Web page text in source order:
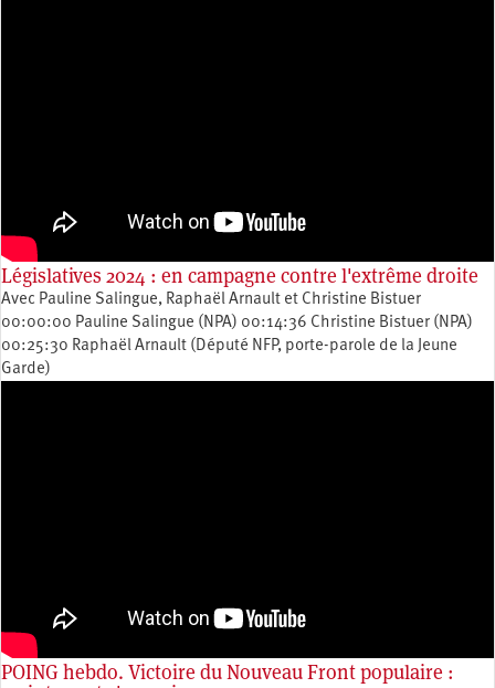
Législatives 2024 : en campagne contre l'extrême droite
Avec Pauline Salingue, Raphaël Arnault et Christine Bistuer
00:00:00 Pauline Salingue (NPA) 00:14:36 Christine Bistuer (NPA)
00:25:30 Raphaël Arnault (Député NFP, porte-parole de la Jeune
Garde)
POING hebdo. Victoire du Nouveau Front populaire :